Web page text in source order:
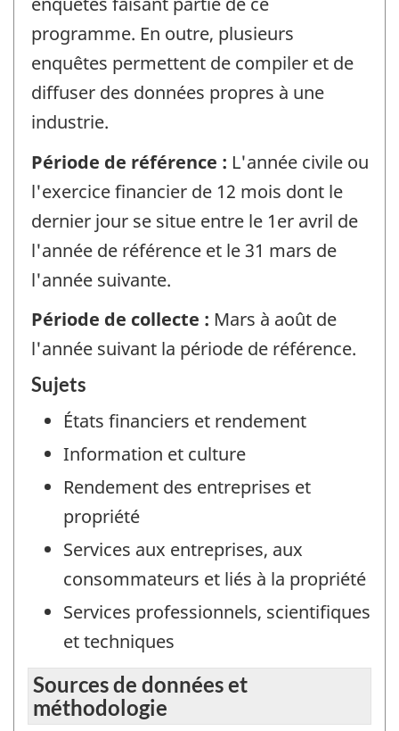
programme. En outre, plusieurs
enquêtes permettent de compiler et de
diffuser des données propres à une
industrie.
Période de référence : L'année civile ou
l'exercice financier de 12 mois dont le
dernier jour se situe entre le 1er avril de
l'année de référence et le 31 mars de
l'année suivante.
Période de collecte : Mars à août de
l'année suivant la période de référence.
Sujets
États financiers et rendement
Information et culture
Rendement des entreprises et
propriété
Services aux entreprises, aux
consommateurs et liés à la propriété
Services professionnels, scientifiques
et techniques
Sources de données et
méthodologie